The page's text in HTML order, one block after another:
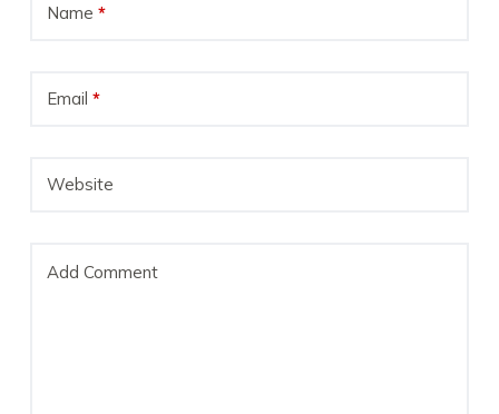
Name *
Email *
Website
Add Comment